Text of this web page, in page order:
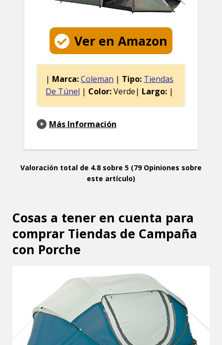
Ver en Amazon
| Marca:Coleman | Tipo: Tiendas
De Túnel | Color:Verde| Largo: |
Más Información
Valoración total de 4.8 sobre 5 (79 Opiniones sobre
este artículo)
Cosas a tener en cuenta para
comprar Tiendas de Campaña
con Porche